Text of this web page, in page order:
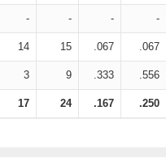
- - - -
14 15 .067 .067
3 9 .333 .556
17 24 .167 .250